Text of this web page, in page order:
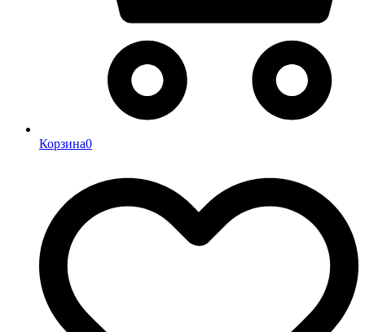
Корзина0